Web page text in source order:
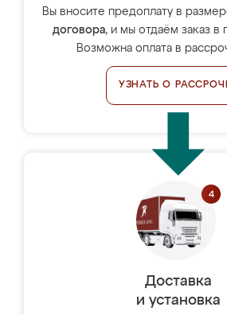
Вы вносите предоплату в
договора, и мы отдаём заказ в
Возможна оплата в
УЗНАТЬ О
Доставка
и установка